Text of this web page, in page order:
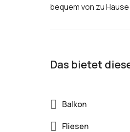
bequem von zu
Das bietet
Balkon
Fliesen